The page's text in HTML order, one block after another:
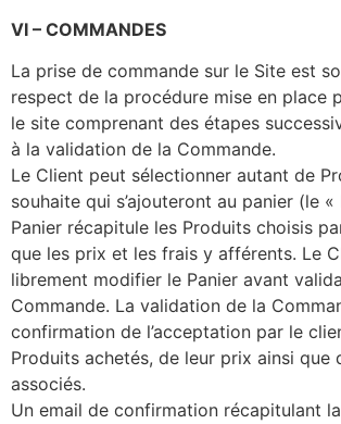
VI – COMMANDES
La prise de commande sur le Site est
respect de la procédure mise en place
le site comprenant des étapes
à la validation de la Commande.
Le Client peut sélectionner autant de
souhaite qui s’ajouteront au panier (le «
Panier récapitule les Produits choisis
que les prix et les frais y afférents. Le
librement modifier le Panier avant
Commande. La validation de la
confirmation de l’acceptation par le
Produits achetés, de leur prix ainsi que
associés.
Un email de confirmation récapitulant